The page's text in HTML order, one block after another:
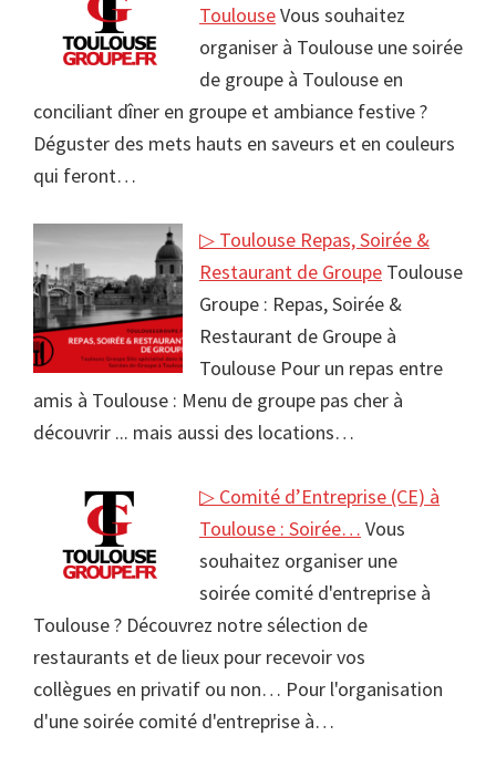
ToulouseVous souhaitez
organiser à Toulouse une soirée
de groupe à Toulouse en
conciliant dîner en groupe et ambiance festive ?
Déguster des mets hauts en saveurs et en couleurs
qui feront…
▷ Toulouse Repas, Soirée &
Restaurant de Groupe Toulouse
Groupe : Repas, Soirée &
Restaurant de Groupe à
Toulouse Pour un repas entre
amis à Toulouse : Menu de groupe pas cher à
découvrir ... mais aussi des locations…
▷ Comité d’Entreprise (CE) à
Toulouse : Soirée… Vous
souhaitez organiser une
soirée comité d'entreprise à
Toulouse ? Découvrez notre sélection de
restaurants et de lieux pour recevoir vos
collègues en privatif ou non… Pour l'organisation
d'une soirée comité d'entreprise à…